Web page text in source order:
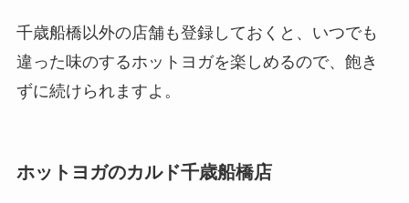
千歳船橋以外の店舗も登録しておくと、いつでも
違った味のするホットヨガを楽しめるので、飽き
ずに続けられますよ。
ホットヨガのカルド千歳船橋店